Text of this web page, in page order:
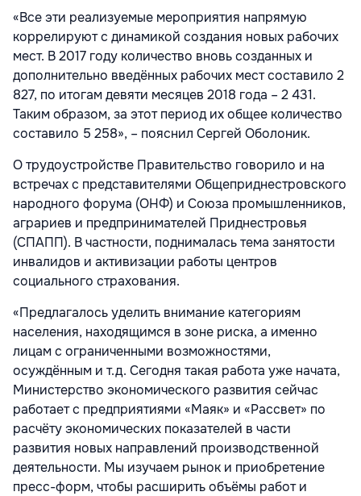
«Все эти реализуемые мероприятия напрямую
коррелируют с динамикой создания новых рабочих
мест. В 2017 году количество вновь созданных и
дополнительно введённых рабочих мест составило 2
827, по итогам девяти месяцев 2018 года – 2 431.
Таким образом, за этот период их общее количество
составило 5 258», – пояснил Сергей Оболоник.
О трудоустройстве Правительство говорило и на
встречах с представителями Общеприднестровского
народного форума (ОНФ) и Союза промышленников,
аграриев и предпринимателей Приднестровья
(СПАПП). В частности, поднималась тема занятости
инвалидов и активизации работы центров
социального страхования.
«Предлагалось уделить внимание категориям
населения, находящимся в зоне риска, а именно
лицам с ограниченными возможностями,
осуждённым и т.д. Сегодня такая работа уже начата,
Министерство экономического развития сейчас
работает с предприятиями «Маяк» и «Рассвет» по
расчёту экономических показателей в части
развития новых направлений производственной
деятельности. Мы изучаем рынок и приобретение
пресс-форм, чтобы расширить объёмы работ и